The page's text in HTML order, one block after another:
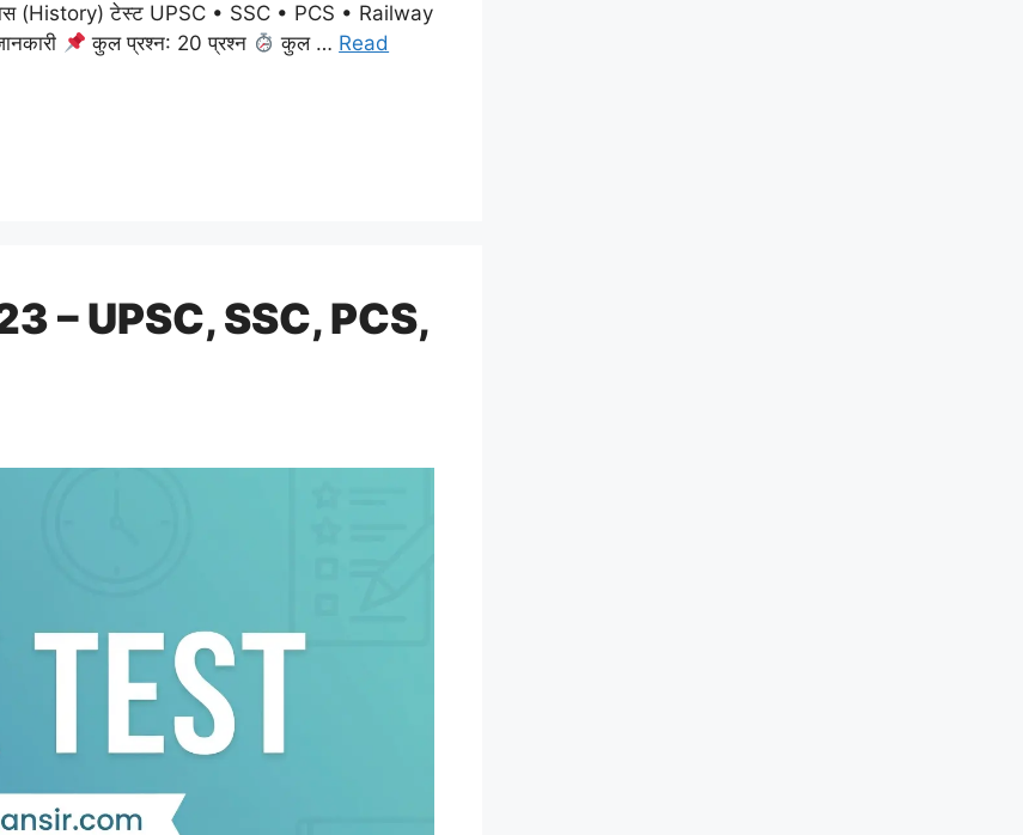
(History) टेस्ट UPSC • SSC • PCS • Railway
कुल प्रश्न: 20 प्रश्न कुल … Read
– UPSC, SSC, PCS,